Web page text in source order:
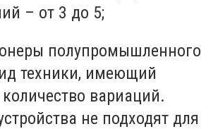
– от 3 до 5;
полупромышленного
техники, имеющий
вариаций.
не подходят для